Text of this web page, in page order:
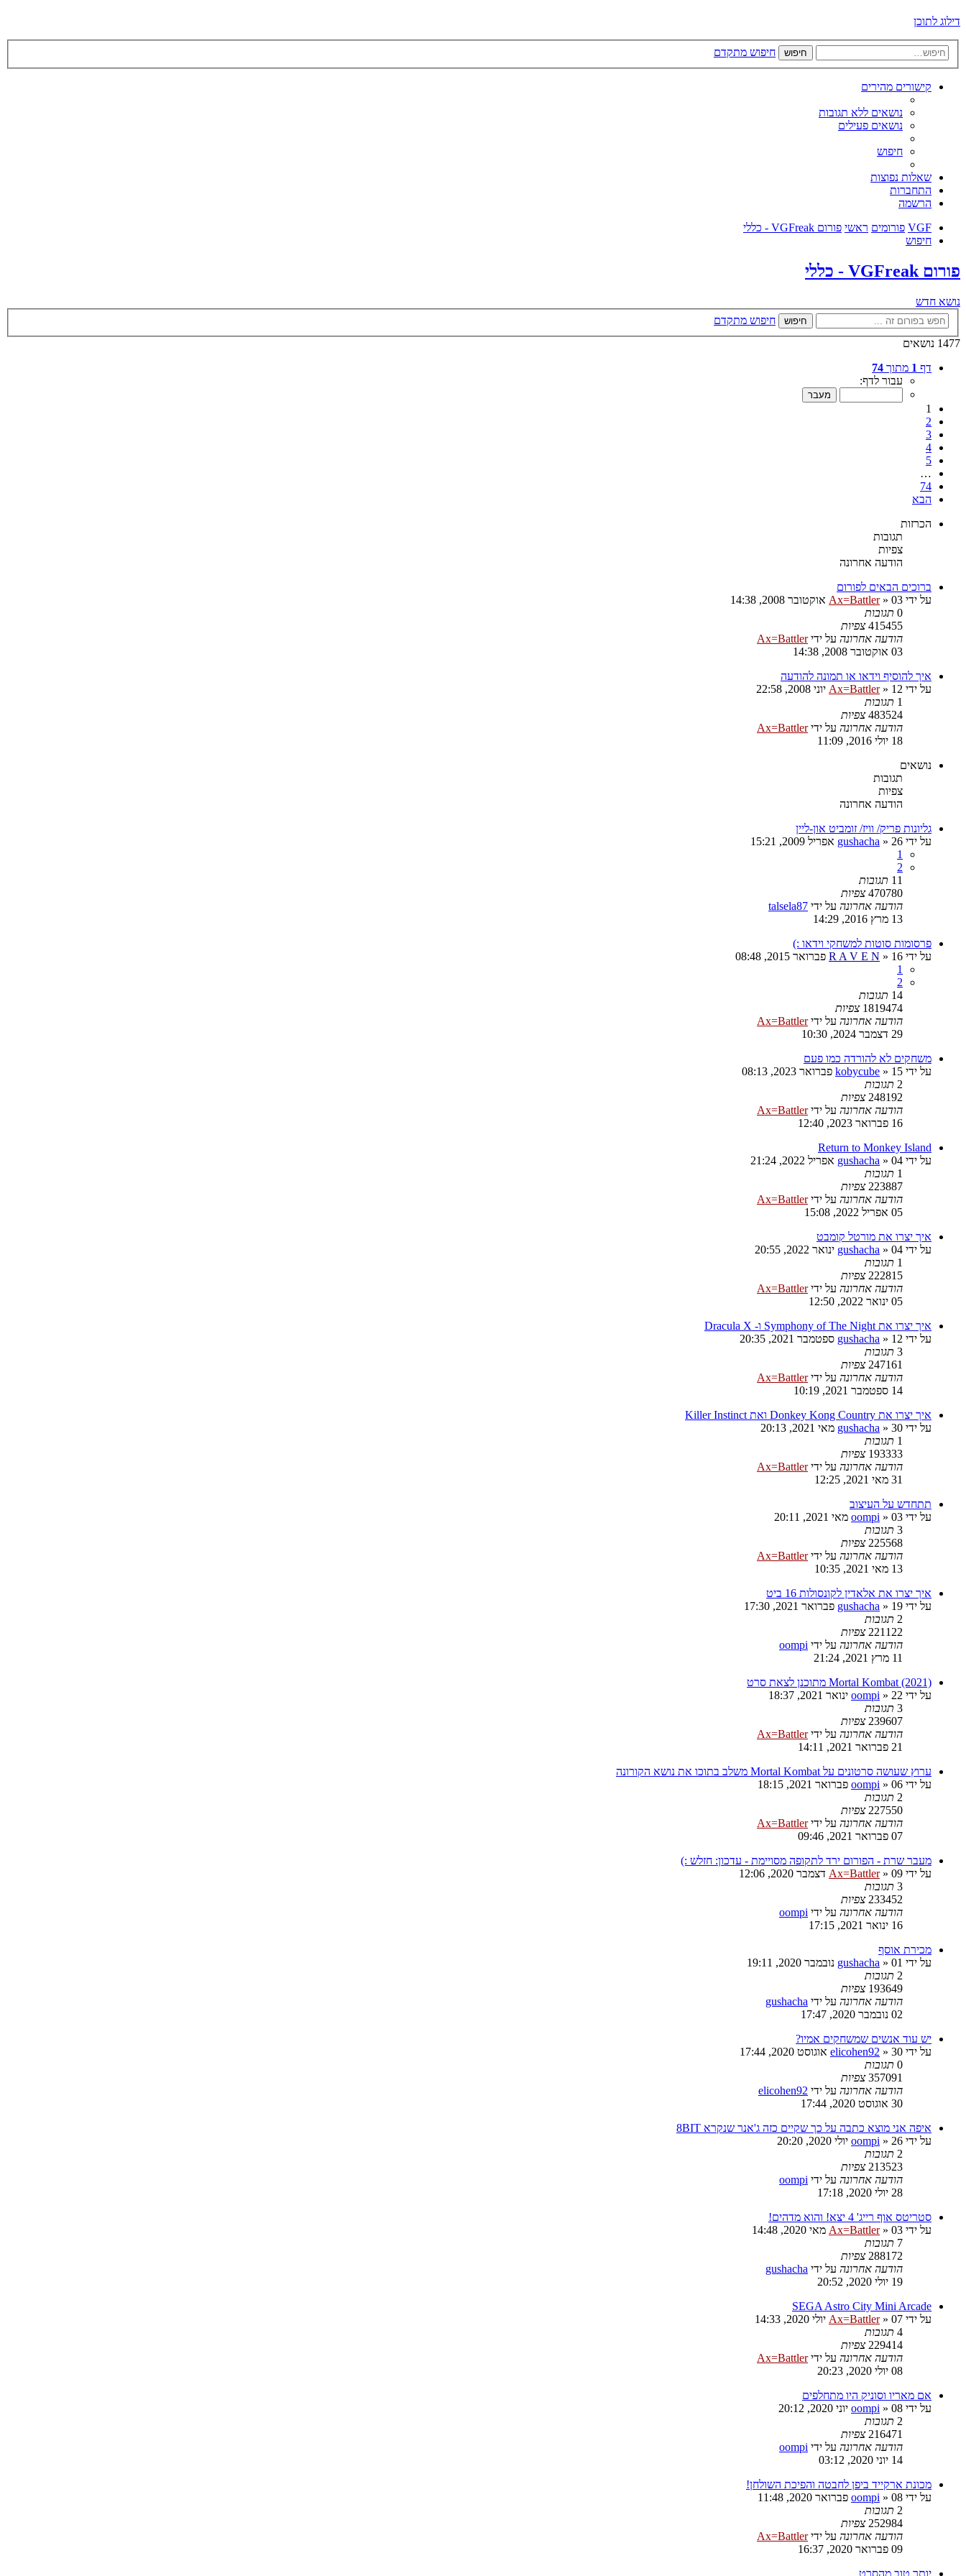
דילוג לתוכן
חיפוש חיפוש מתקדם
קישורים מהירים
נושאים ללא תגובות
נושאים פעילים
חיפוש
שאלות נפוצות
התחברות
הרשמה
VGF פורומים ראשי פורום VGFreak - כללי
חיפוש
פורום VGFreak - כללי
נושא חדש
חיפוש
חיפוש מתקדם
1477 נושאים
דף 1 מתוך 74
עבור לדף:
1
2
3
4
5
…
74
הבא
הכרזות
תגובות
צפיות
הודעה אחרונה
ברוכים הבאים לפורום
על ידי
Ax=Battler» 03 אוקטובר 2008, 14:38
0 תגובות
415455 צפיות
הודעה אחרונה על ידיAx=Battler
03 אוקטובר 2008, 14:38
איך להוסיף וידאו או תמונה להודעה
על ידי
Ax=Battler» 12 יוני 2008, 22:58
1 תגובות
483524 צפיות
הודעה אחרונה על ידיAx=Battler
18 יולי 2016, 11:09
נושאים
תגובות
צפיות
הודעה אחרונה
גליונות פריק/ וויז/ זומביט און-ליין
על ידי
gushacha » 26 אפריל 2009, 15:21
1
2
11 תגובות
470780 צפיות
הודעה אחרונה על ידי talsela87
13 מרץ 2016, 14:29
פרסומות סוטות למשחקי וידאו :)
על ידי
R A V E N » 16 פברואר 2015, 08:48
1
2
14 תגובות
1819474 צפיות
הודעה אחרונה על ידיAx=Battler
29 דצמבר 2024, 10:30
משחקים לא להורדה כמו פעם
על ידי
kobycube » 15 פברואר 2023, 08:13
2 תגובות
248192 צפיות
הודעה אחרונה על ידיAx=Battler
16 פברואר 2023, 12:40
Return to Monkey Island
על ידי
gushacha » 04 אפריל 2022, 21:24
1 תגובות
223887 צפיות
הודעה אחרונה על ידיAx=Battler
05 אפריל 2022, 15:08
איך יצרו את מורטל קומבט
על ידי
gushacha » 04 ינואר 2022, 20:55
1 תגובות
222815 צפיות
הודעה אחרונה על ידיAx=Battler
05 ינואר 2022, 12:50
איך יצרו את Symphony of The Night ו- Dracula X
על ידי
gushacha » 12 ספטמבר 2021, 20:35
3 תגובות
247161 צפיות
הודעה אחרונה על ידיAx=Battler
14 ספטמבר 2021, 10:19
איך יצרו את Donkey Kong Country ואת Killer Instinct
על ידי
gushacha » 30 מאי 2021, 20:13
1 תגובות
193333 צפיות
הודעה אחרונה על ידיAx=Battler
31 מאי 2021, 12:25
תתחדש על העיצוב
על ידי
oompi » 03 מאי 2021, 20:11
3 תגובות
225568 צפיות
הודעה אחרונה על ידיAx=Battler
13 מאי 2021, 10:35
איך יצרו את אלאדין לקונסולות 16 ביט
על ידי
gushacha » 19 פברואר 2021, 17:30
2 תגובות
221122 צפיות
הודעה אחרונה על ידי oompi
11 מרץ 2021, 21:24
Mortal Kombat (2021) מתוכנן לצאת סרט
על ידי
oompi » 22 ינואר 2021, 18:37
3 תגובות
239607 צפיות
הודעה אחרונה על ידיAx=Battler
21 פברואר 2021, 14:11
ערוץ שעושה סרטונים על Mortal Kombat משלב בתוכו את נושא הקורונה
על ידי
oompi » 06 פברואר 2021, 18:15
2 תגובות
227550 צפיות
הודעה אחרונה על ידיAx=Battler
07 פברואר 2021, 09:46
מעבר שרת - הפורום ירד לתקופה מסויימת - עדכון: חזלש :)
על ידי
Ax=Battler» 09 דצמבר 2020, 12:06
3 תגובות
233452 צפיות
הודעה אחרונה על ידי oompi
16 ינואר 2021, 17:15
מכירת אוסף
על ידי
gushacha » 01 נובמבר 2020, 19:11
2 תגובות
193649 צפיות
הודעה אחרונה על ידי gushacha
02 נובמבר 2020, 17:47
יש עוד אנשים שמשחקים אמיו?
על ידי
elicohen92 » 30 אוגוסט 2020, 17:44
0 תגובות
357091 צפיות
הודעה אחרונה על ידי elicohen92
30 אוגוסט 2020, 17:44
איפה אני מוצא כתבה על כך שקיים כזה ג'אנר שנקרא 8BIT
על ידי
oompi » 26 יולי 2020, 20:20
2 תגובות
213523 צפיות
הודעה אחרונה על ידי oompi
28 יולי 2020, 17:18
סטריטס אוף רייג' 4 יצא! והוא מדהים!
על ידי
Ax=Battler» 03 מאי 2020, 14:48
7 תגובות
288172 צפיות
הודעה אחרונה על ידי gushacha
19 יולי 2020, 20:52
SEGA Astro City Mini Arcade
על ידי
Ax=Battler» 07 יולי 2020, 14:33
4 תגובות
229414 צפיות
הודעה אחרונה על ידיAx=Battler
08 יולי 2020, 20:23
אם מאריו וסוניק היו מתחלפים
על ידי
oompi » 08 יוני 2020, 20:12
2 תגובות
216471 צפיות
הודעה אחרונה על ידי oompi
14 יוני 2020, 03:12
מכונת ארקייד ביפן לחבטה והפיכת השולחן!
על ידי
oompi » 08 פברואר 2020, 11:48
2 תגובות
252984 צפיות
הודעה אחרונה על ידיAx=Battler
09 פברואר 2020, 16:37